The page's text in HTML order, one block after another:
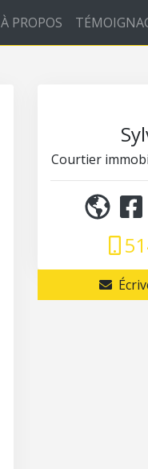
À PROPOS
Courtier